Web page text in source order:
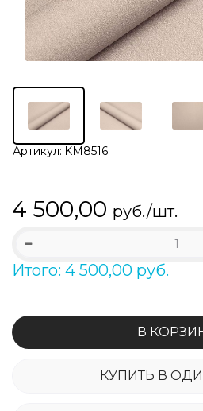
Артикул: KM8516
4 500,00 руб./шт.
Итого: 4 500,00 руб.
В
КУПИТЬ В